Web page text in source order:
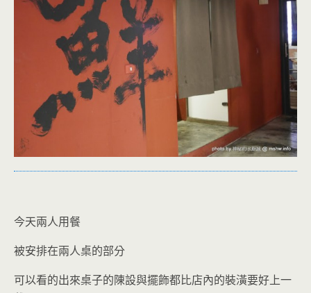
今天兩人用餐
被安排在兩人桌的部分
可以看的出來桌子的陳設與擺飾都比店內的裝潢要好上一